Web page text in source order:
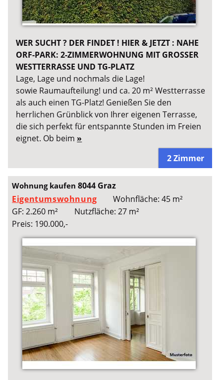
WER SUCHT ? DER FINDET ! HIER & JETZT : NAHE
ORF-PARK: 2-ZIMMERWOHNUNG MIT GROSSER
WESTTERRASSE UND TG-PLATZ
Lage, Lage und nochmals die Lage!
sowie Raumaufteilung! und ca. 20 m² Westterrasse
als auch einen TG-Platz! Genießen Sie den
herrlichen Grünblick von Ihrer eigenen Terrasse,
die sich perfekt für entspannte Stunden im Freien
eignet. Ob beim »
2 Zimmer
Wohnung kaufen8044 Graz
Eigentumswohnung
Wohnfläche: 45 m²
GF: 2.260 m²
Nutzfläche: 27 m²
Preis: 190.000,-